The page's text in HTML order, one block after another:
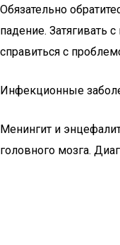
Обязательно
падение. Затягивать
справиться с
Инфекционные
Менингит и
головного мозга.